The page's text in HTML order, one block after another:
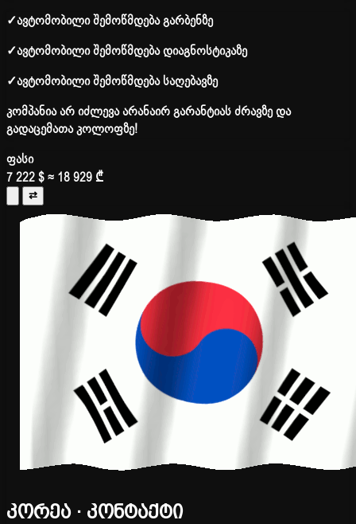
✓ავტომობილი შემოწმდება გარბენზე
✓ავტომობილი შემოწმდება დიაგნოსტიკაზე
✓ავტომობილი შემოწმდება საღებავზე
კომპანია არ იძლევა არანაირ გარანტიას ძრავზე და
გადაცემათა კოლოფზე!
ფასი
7 222 $≈ 18 929 ₾
⇄
კორეა · კონტაქტი